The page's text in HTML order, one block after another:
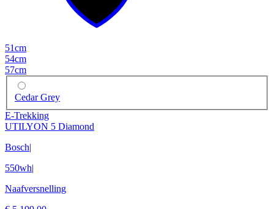
51cm
54cm
57cm
Cedar Grey
E-Trekking
UTILYON 5 Diamond
Bosch|
550wh|
Naafversnelling